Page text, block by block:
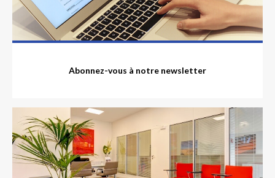
Abonnez-vous à notre newsletter